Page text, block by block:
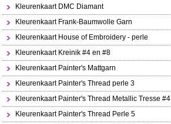
Kleurenkaart DMC Diamant
Kleurenkaart Frank-Baumwolle Garn
Kleurenkaart House of Embroidery - perle
Kleurenkaart Kreinik #4 en #8
Kleurenkaart Painter's Mattgarn
Kleurenkaart Painter's Thread perle 3
Kleurenkaart Painter's Thread Metallic Tresse #4
Kleurenkaart Painter's Thread Perle 5